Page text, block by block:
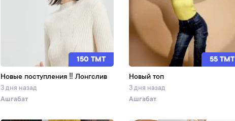
150 TMT
Новые поступления ‼️ Лонгслив
3 дня назад
Ашгабат
55 TMT
Новый топ
3 дня назад
Ашгабат